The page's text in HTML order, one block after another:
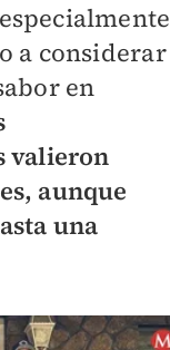
a considerar
en
valieron
aunque
una